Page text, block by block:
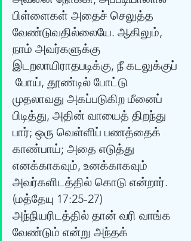
பிள்ளைகள் அதைச் செலுத்த
வேண்டுவதில்லையே. ஆகிலும்,
நாம் அவர்களுக்கு
இடறலாயிராதபடிக்கு, நீ கடலுக்குப்
போய், தூண்டில் போட்டு
முதலாவது அகப்படுகிற மீனைப்
பிடித்து, அதின் வாயைத் திறந்து
பார்; ஒரு வெள்ளிப் பணத்தைக்
காண்பாய்; அதை எடுத்து
எனக்காகவும், உனக்காகவும்
அவர்களிடத்தில் கொடு என்றார்.
(மத்தேயு 17:25-27)
அந்நியரிடத்தில் தான் வரி வாங்க
வேண்டும் என்று அந்தக்